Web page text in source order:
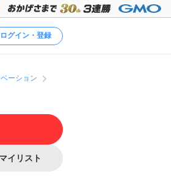
ログイン・登録
ーション
マイリスト